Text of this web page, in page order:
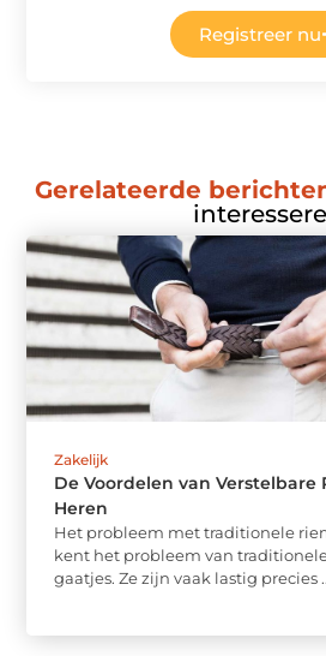
Registreer nu
Gerelateerde
Zakelijk
De Voordelen van Verstelbare
Heren
Het probleem met traditionele
kent het probleem van
gaatjes. Ze zijn vaak lastig precies